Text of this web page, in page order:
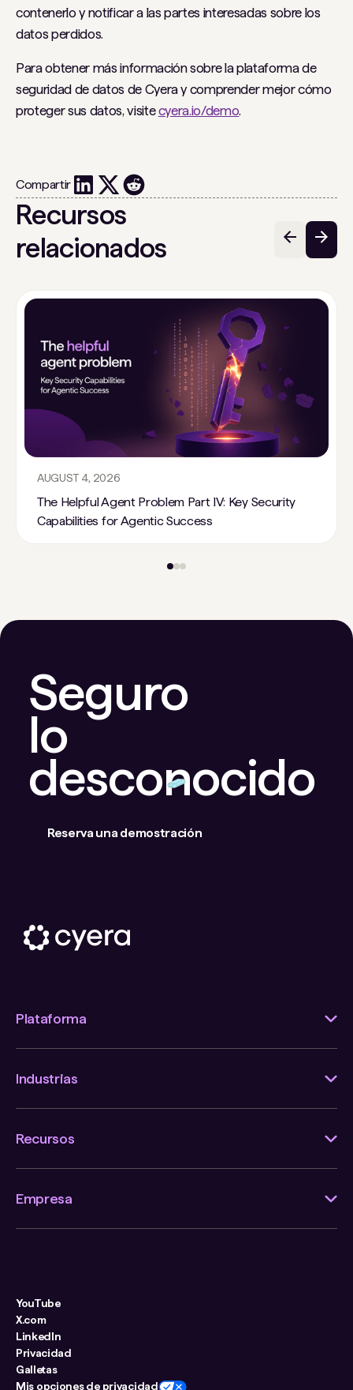
contenerlo y notificar a las partes interesadas sobre los
datos perdidos.
Para obtener más información sobre la plataforma de
seguridad de datos de Cyera y comprender mejor cómo
proteger sus datos, visitecyera.io/demo.
Compartir
Recursos
relacionados
AUGUST 4, 2026
The Helpful Agent Problem Part IV: Key Security
Capabilities for Agentic Success
Seguro
lo
desconocido
Reserva una demostración
Plataforma
Industrias
Recursos
Empresa
YouTube
X.com
LinkedIn
Privacidad
Galletas
Mis opciones de privacidad